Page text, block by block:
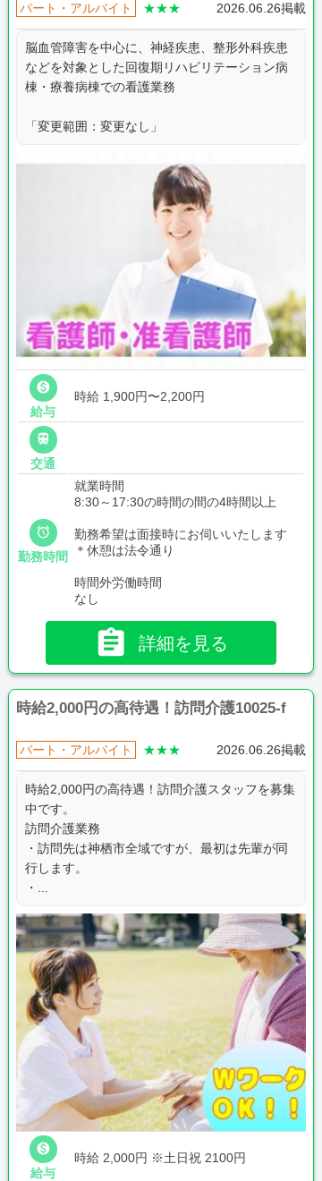
パート・アルバイト ★★★ 2026.06.26掲載
脳血管障害を中心に、神経疾患、整形外科疾患
などを対象とした回復期リハビリテーション病
棟・療養病棟での看護業務
「変更範囲：変更なし」

給与
時給 1,900円〜2,200円

交通

勤務時間
就業時間
8:30～17:30の時間の間の4時間以上
勤務希望は面接時にお伺いいたします
＊休憩は法令通り
時間外労働時間
なし
 詳細を見る
時給2,000円の高待遇！訪問介護10025-f
パート・アルバイト ★★★ 2026.06.26掲載
時給2,000円の高待遇！訪問介護スタッフを募集
中です。
訪問介護業務
・訪問先は神栖市全域ですが、最初は先輩が同
行します。
・...

給与
時給 2,000円 ※土日祝 2100円